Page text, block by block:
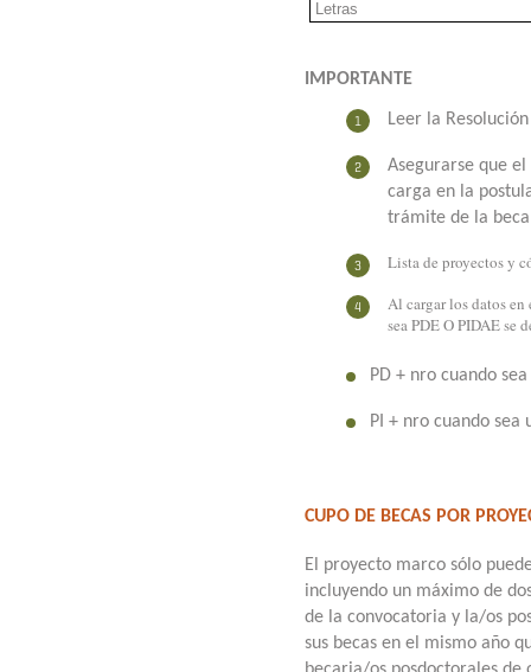
Letras
IMPORTANTE
Leer la
Asegurarse que
carga en la
trámite de la
Lista de proyectos y
Al cargar los datos
sea PDE O PIDAE
PD + nro cuando sea
PI + nro cuando sea
CUPO DE BECAS POR
El proyecto marco sólo
incluyendo un máximo de
de la convocatoria y la/os
sus becas en el mismo año